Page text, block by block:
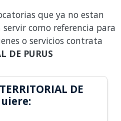
que ya no estan
como referencia para
o servicios contrata
DE PURUS
DE